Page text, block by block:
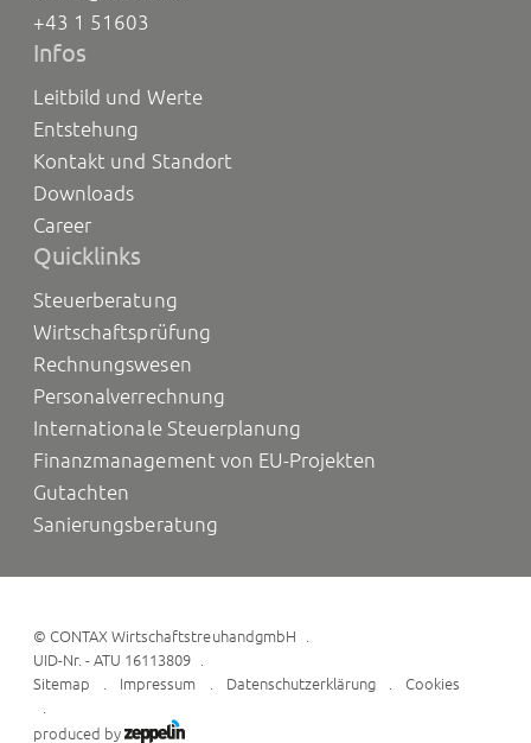
+43 1 51603
Infos
Leitbild und Werte
Entstehung
Kontakt und Standort
Downloads
Career
Quicklinks
Steuerberatung
Wirtschaftsprüfung
Rechnungswesen
Personalverrechnung
Internationale Steuerplanung
Finanzmanagement von EU-Projekten
Gutachten
Sanierungsberatung
©CONTAX WirtschaftstreuhandgmbH
UID-Nr. - ATU 16113809
Sitemap
Impressum Datenschutzerklärung Cookies
produced by